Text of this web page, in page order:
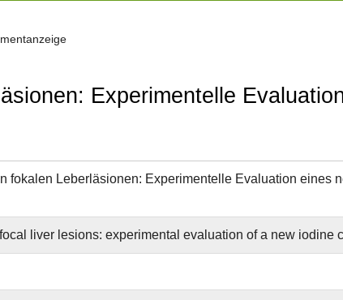
Experimentelle
fokalen Leberläsionen: Experimentelle Evaluation eines
liver lesions: experimental evaluation of a new iodine